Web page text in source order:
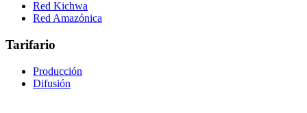
Red Kichwa
Red Amazónica
Tarifario
Producción
Difusión